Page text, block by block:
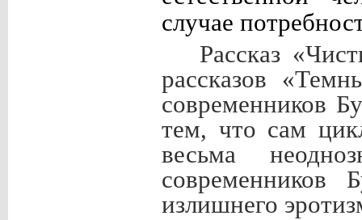
случае
Рассказ
рассказов
современников
тем, что сам
весьма
современников
излишнего